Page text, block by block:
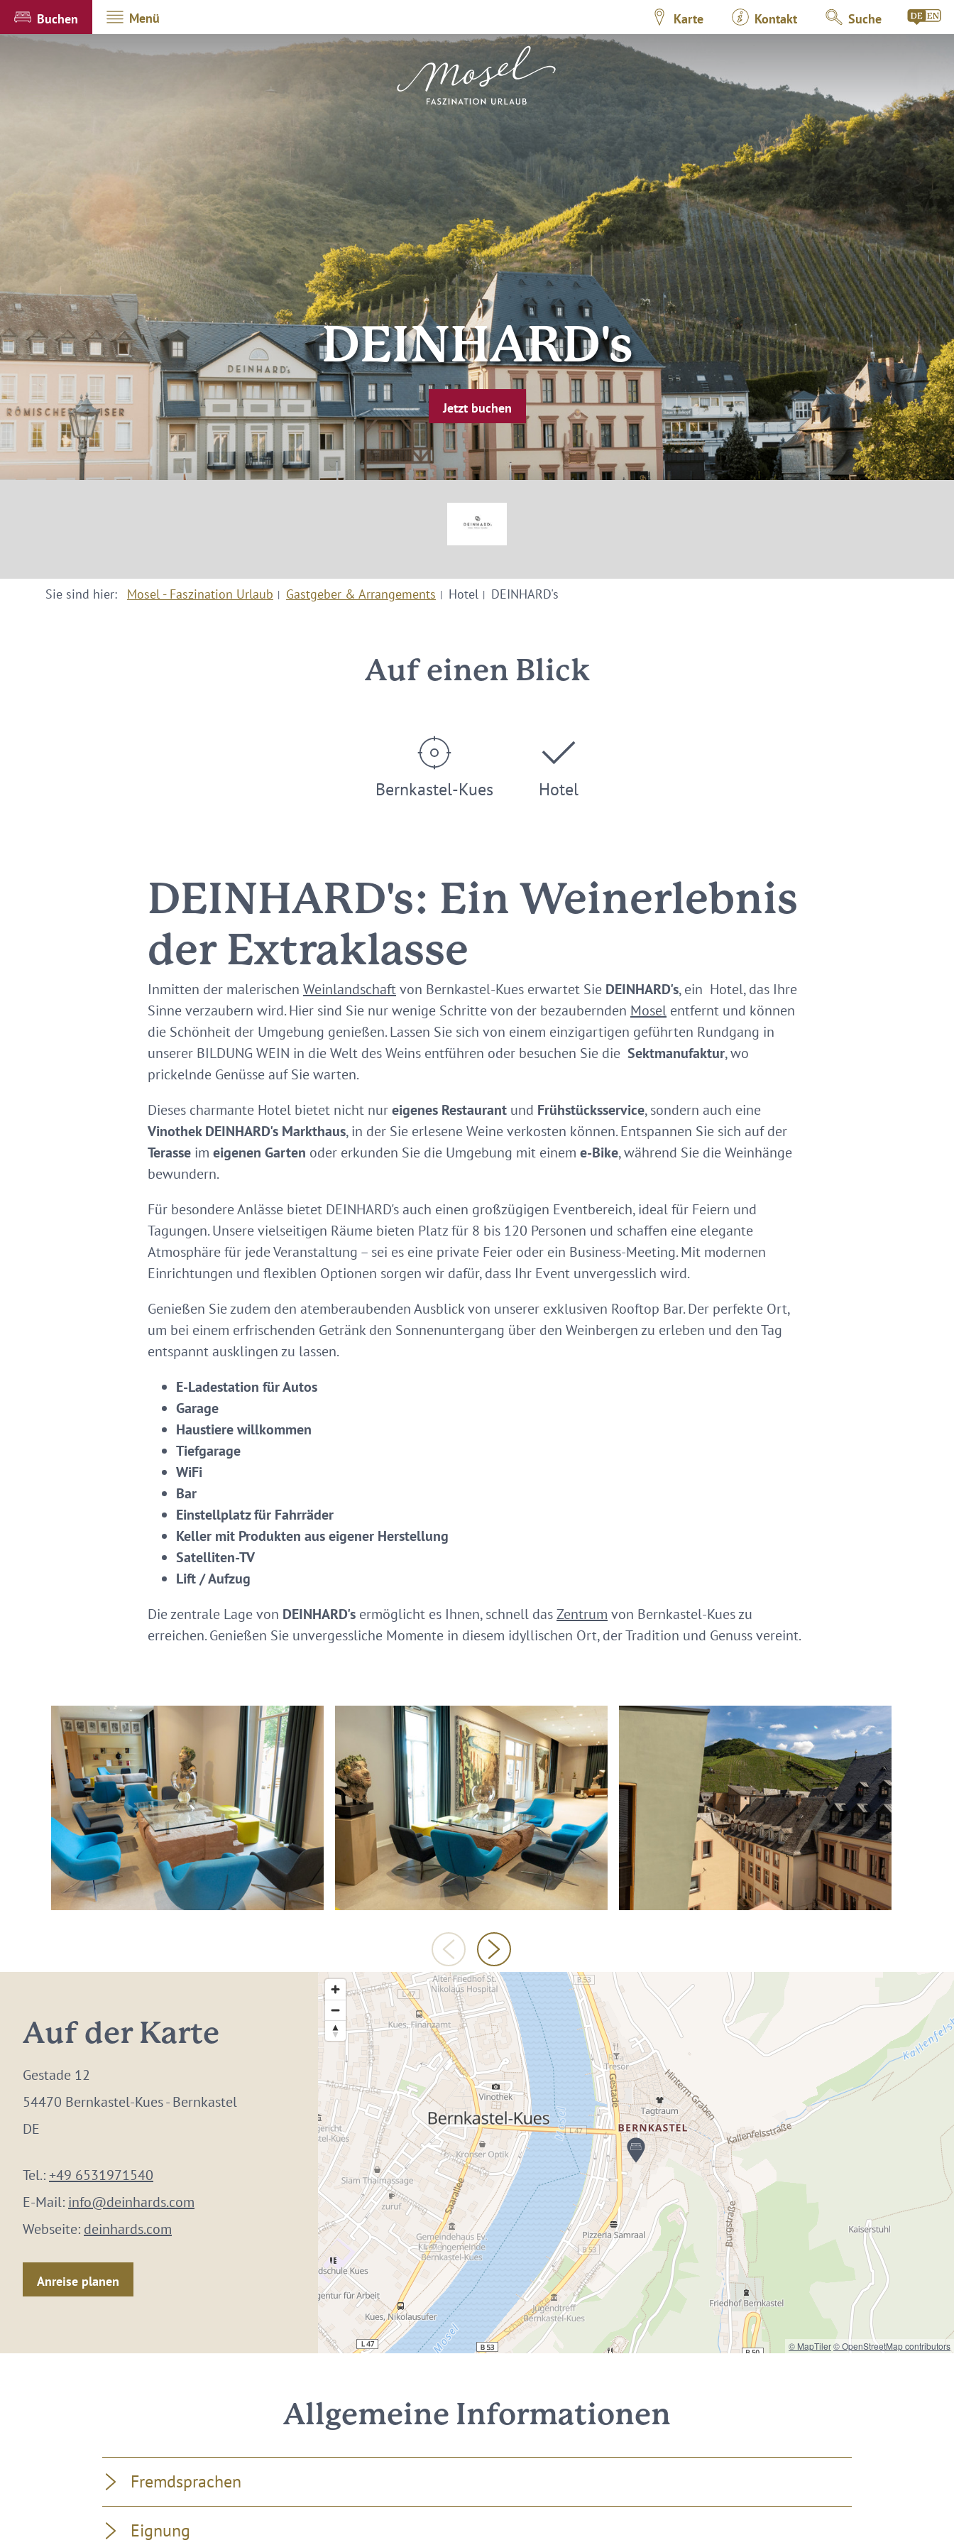
Buchen Menü Karte Kontakt Suche
DEINHARD's
Jetzt buchen
Sie sind hier: Mosel - Faszination Urlaub Gastgeber & Arrangements Hotel DEINHARD's
Auf einen Blick
Bernkastel-Kues Hotel
DEINHARD's: Ein Weinerlebnis
der Extraklasse
Inmitten der malerischen Weinlandschaftvon Bernkastel-Kues erwartet Sie DEINHARD's, ein Hotel, das Ihre
Sinne verzaubern wird. Hier sind Sie nur wenige Schritte von der bezaubernden Mosel entfernt und können
die Schönheit der Umgebung genießen. Lassen Sie sich von einem einzigartigen geführten Rundgang in
unserer BILDUNG WEIN in die Welt des Weins entführen oder besuchen Sie die Sektmanufaktur, wo
prickelnde Genüsse auf Sie warten.
Dieses charmante Hotel bietet nicht nureigenes Restaurant und Frühstücksservice, sondern auch eine
Vinothek DEINHARD's Markthaus, in der Sie erlesene Weine verkosten können. Entspannen Sie sich auf der
Terasse im eigenen Garten oder erkunden Sie die Umgebung mit einem e-Bike, während Sie die Weinhänge
bewundern.
Für besondere Anlässe bietet DEINHARD's auch einen großzügigen Eventbereich, ideal für Feiern und
Tagungen. Unsere vielseitigen Räume bieten Platz für 8 bis 120 Personen und schaffen eine elegante
Atmosphäre für jede Veranstaltung – sei es eine private Feier oder ein Business-Meeting. Mit modernen
Einrichtungen und flexiblen Optionen sorgen wir dafür, dass Ihr Event unvergesslich wird.
Genießen Sie zudem den atemberaubenden Ausblick von unserer exklusiven Rooftop Bar. Der perfekte Ort,
um bei einem erfrischenden Getränk den Sonnenuntergang über den Weinbergen zu erleben und den Tag
entspannt ausklingen zu lassen.
E-Ladestation für Autos
Garage
Haustiere willkommen
Tiefgarage
WiFi
Bar
Einstellplatz für Fahrräder
Keller mit Produkten aus eigener Herstellung
Satelliten-TV
Lift / Aufzug
Die zentrale Lage von DEINHARD's ermöglicht es Ihnen, schnell dasZentrum von Bernkastel-Kues zu
erreichen. Genießen Sie unvergessliche Momente in diesem idyllischen Ort, der Tradition und Genuss vereint.
Auf der Karte
Gestade 12
54470 Bernkastel-Kues - Bernkastel
DE
Tel.:+49 6531971540
E-Mail: info@deinhards.com
Webseite: deinhards.com
Anreise planen
© MapTiler© OpenStreetMap contributors
Allgemeine Informationen
Fremdsprachen
Eignung